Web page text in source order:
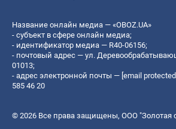
Название онлайн медиа — «OBOZ.UA»
- субъект в сфере онлайн медиа;
- идентификатор медиа — R40-06156;
- почтовый адрес — ул.
01013;
- адрес электронной почты — [email
585 46 20
© 2026 Все права защищены, ООО "Золотая